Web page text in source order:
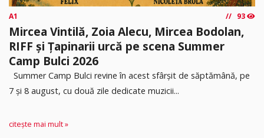
A1 93
Mircea Vintilă, Zoia Alecu, Mircea Bodolan,
RIFF și Țapinarii urcă pe scena Summer
Camp Bulci 2026
Summer Camp Bulci revine în acest sfârșit de săptămână, pe
7 și 8 august, cu două zile dedicate muzicii...
citește mai mult »